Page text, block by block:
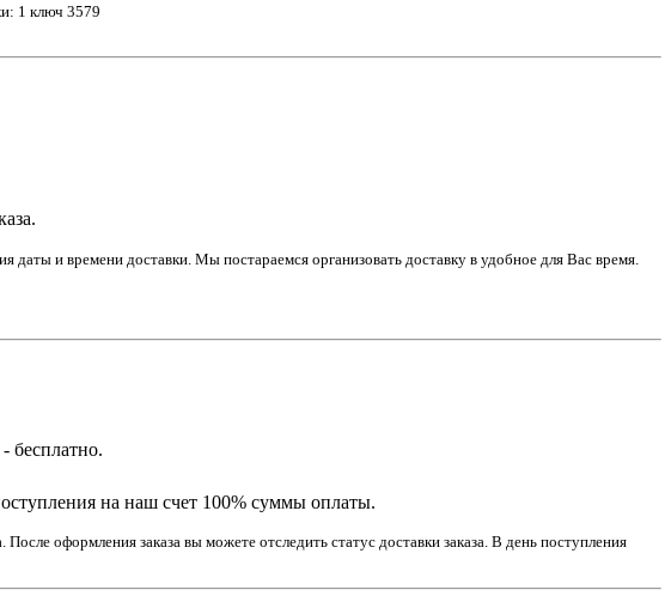
1 ключ 3579
даты и времени доставки. Мы постараемся организовать доставку в удобное для Вас время.
бесплатно.
на наш счет 100% суммы оплаты.
оформления заказа вы можете отследить статус доставки заказа. В день поступления